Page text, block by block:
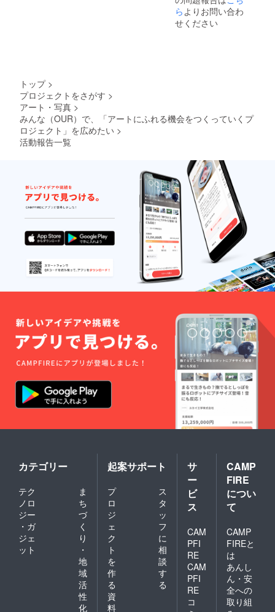
在する
限り掲
載） ②
サンク
上、掲
載） ※
支援
時、必
ず備考
欄に掲
載を希
望され
るお名
前をご
記入く
い。 掲
載を希
合は、
「な
し」と
記載を
お願い
す。
のみ）
③掲載
掲載）
欄に掲
載を希
望され
るお名
前をご
記入く
ださ
い。 掲
載を希
望され
ない場
合は、
「な
し」と
致しま
す。
り致し
ます ・
サイト
ない場
限り掲
載） ②
掲載方
法（文
字の
み） ③
掲載場
所（プ
ロジェ
クトサ
イトの
サンク
スペー
ジを作
載） ※
支援
時、必
ず備考
欄に掲
載を希
望され
るお名
前をご
い。 掲
ない場
合は、
「な
し」と
記載を
お願い
致しま
入り）
原材
料：砂
チ、蜂
小麦・
卵 カロ
リー：1
個（28
ｇ）あ
たり
84.3
kcal 賞
味期
限：製
造日よ
り40日
保存方
法：直
光・高
温多湿
を避
け、冷
暗所で
保管し
てくだ
さい ・
お礼の
セージ
をメー
ルにて
致しま
す ・サ
イトへ
氏名を
記載さ
せて頂
きます
期間
（特に
定めが
ない場
合は本
HPが存
在する
限り掲
載） ②
マガジ
ン記事
制作・
トへお
掲載期
間（特
に定め
がない
場合は
本HPが
存在す
る限り
掲載）
②掲載
方法
（ロ
ゴ・文
字） ③
所（プ
ロジェ
クトサ
イトの
サンク
スペー
ジを作
成の
上、掲
支援
時、必
ず備考
載を希
望され
るお名
前をご
記入く
い。 ロ
タはプ
ロジェ
クトに
ついて
のやり
取りの
際、
メール
でお送
らよりお問い合わ
せください
トップ >
プロジェクトをさがす >
アート・写真 >
みんな（OUR）で、「アートにふれる機会をつくっていくプ
ロジェクト」を広めたい >
活動報告一覧
カテゴリー
テク
ノロ
ジー
・ガ
ジェ
ット
ま
ち
づ
く
り
・
地
域
活
性
化
起案サポート
プ
ロ
ジ
ェ
ク
ト
を
作
る
ス
タ
ッ
フ
に
相
談
す
る
資
料
サ
ー
ビ
ス
CAM
PFI
RE
CAM
PFI
RE
コ
CAMP
FIRE
につい
て
CAMP
FIREと
は
あんし
ん・安
全への
取り組